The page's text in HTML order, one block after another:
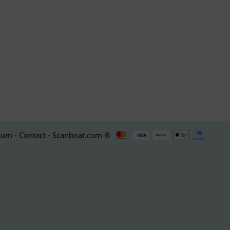
- Contact - Scanboat.com ®